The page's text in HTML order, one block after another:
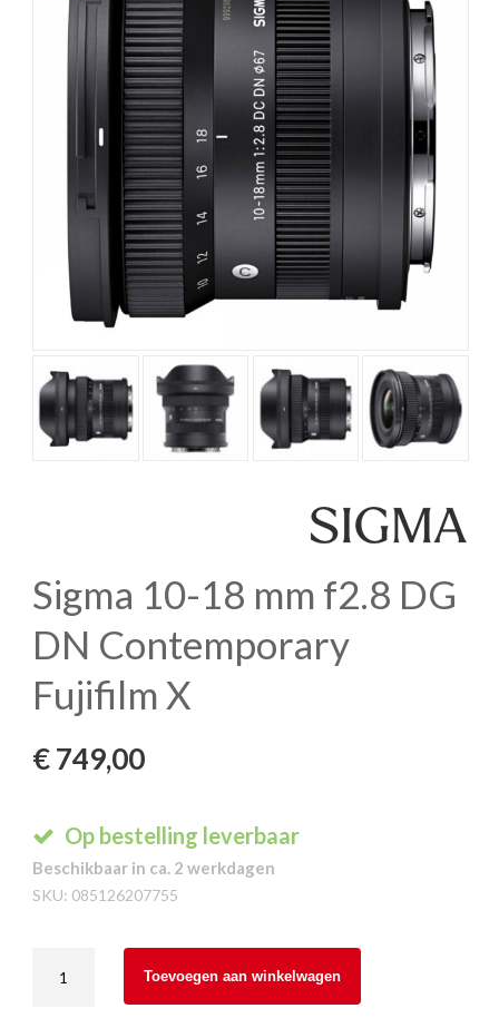
Sigma 10-18 mm f2.8 DG
DN Contemporary
Fujifilm X
€749,00
Op bestelling leverbaar
Beschikbaar in ca. 2 werkdagen
SKU: 085126207755
Toevoegen aan winkelwagen